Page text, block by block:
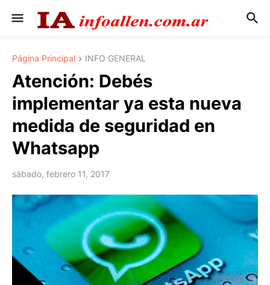
Página Principal INFO GENERAL
Atención: Debés
implementar ya esta nueva
medida de seguridad en
Whatsapp
sábado, febrero 11, 2017